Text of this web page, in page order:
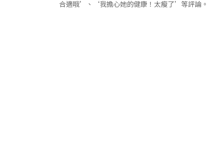
合適哦’、‘我擔心她的健康！太瘦了’等評論。